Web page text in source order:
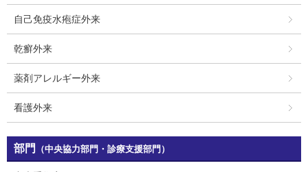
自己免疫水疱症外来
乾癬外来
薬剤アレルギー外来
看護外来
部門 （中央協力部門・診療支援部門）